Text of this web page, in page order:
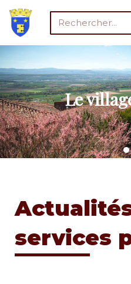
Aller
au
contenu
Le
services